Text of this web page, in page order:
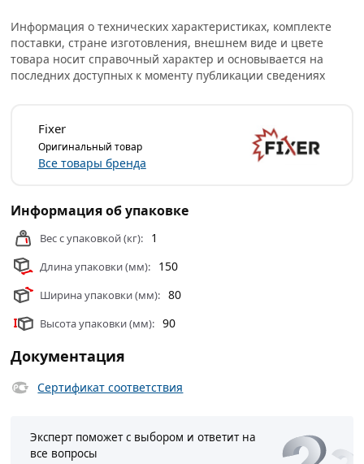
кровельные саморезыимеют слой цинка, составляющий
около 20 мкм.
Условия доставки и цены на товар Саморезы для
Москве и области.
Информация о технических характеристиках, комплекте
поставки, стране изготовления, внешнем виде и цвете
товара носит справочный характер и основывается на
последних доступных к моменту публикации сведениях
Fixer
Оригинальный товар
Все товары бренда
Информация об упаковке
Вес с упаковкой (кг): 1
Длина упаковки (мм): 150
Ширина упаковки (мм): 80
Высота упаковки (мм): 90
Документация
Сертификат соответствия
Эксперт поможет с выбором и ответит на
все вопросы